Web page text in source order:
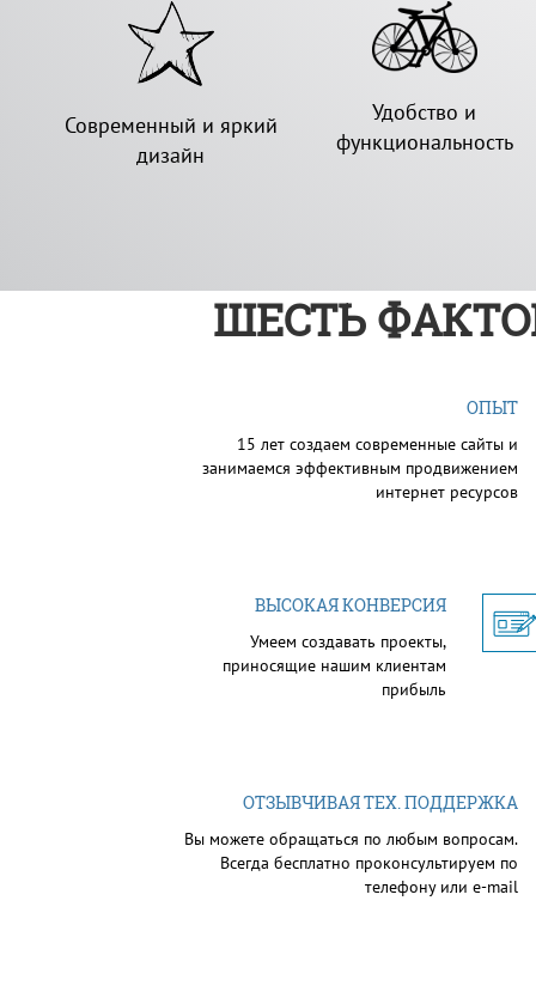
Современный и яркий
дизайн
Удобство и
функциональность
ШЕСТЬ
ОПЫТ
15 лет создаем современные сайты и
занимаемся эффективным продвижением
интернет ресурсов
ВЫСОКАЯ КОНВЕРСИЯ
Умеем создавать проекты,
приносящие нашим клиентам
прибыль
ОТЗЫВЧИВАЯ ТЕХ. ПОДДЕРЖКА
Вы можете обращаться по любым вопросам.
Всегда бесплатно проконсультируем по
телефону или e-mail